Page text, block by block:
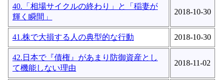
40.「相場サイクルの終わり」と「稲妻が
輝く瞬間」
2018-10-30
41.株で大損する人の典型的な行動 2018-10-30
42.日本で『債権』があまり防御資産とし
て機能しない理由
2018-11-02